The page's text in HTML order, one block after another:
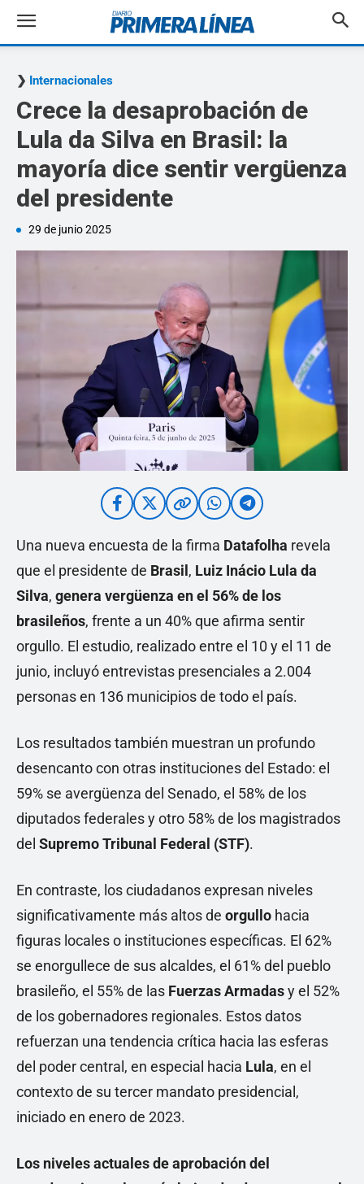
Internacionales
Crece la desaprobación de
Lula da Silva en Brasil: la
mayoría dice sentir vergüenza
del presidente
29 de junio 2025
Una nueva encuesta de la firma Datafolha revela
que el presidente de Brasil , Luiz Inácio Lula da
Silva, genera vergüenza en el 56% de los
brasileños, frente a un 40% que afirma sentir
orgullo. El estudio, realizado entre el 10 y el 11 de
junio, incluyó entrevistas presenciales a 2.004
personas en 136 municipios de todo el país.
Los resultados también muestran un profundo
desencanto con otras instituciones del Estado: el
59% se avergüenza del Senado, el 58% de los
diputados federales y otro 58% de los magistrados
del Supremo Tribunal Federal (STF).
En contraste, los ciudadanos expresan niveles
significativamente más altos de orgullo hacia
figuras locales o instituciones específicas. El 62%
se enorgullece de sus alcaldes, el 61% del pueblo
brasileño, el 55% de las Fuerzas Armadasy el 52%
de los gobernadores regionales. Estos datos
refuerzan una tendencia crítica hacia las esferas
del poder central, en especial hacia Lula, en el
contexto de su tercer mandato presidencial,
iniciado en enero de 2023.
Los niveles actuales de aprobación del